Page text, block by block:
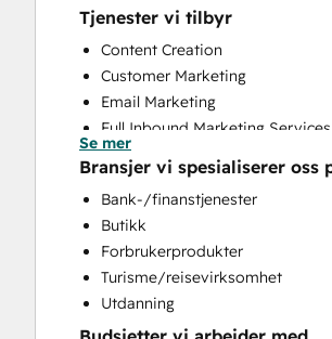
Tjenester vi tilbyr
Content Creation
Customer Marketing
Email Marketing
Full Inbound Marketing Services
HubSpot Onboarding
Social Media
Website Design
Website Development
Se mer
Bransjer vi spesialiserer oss
Bank-/finanstjenester
Butikk
Forbrukerprodukter
Turisme/reisevirksomhet
Utdanning